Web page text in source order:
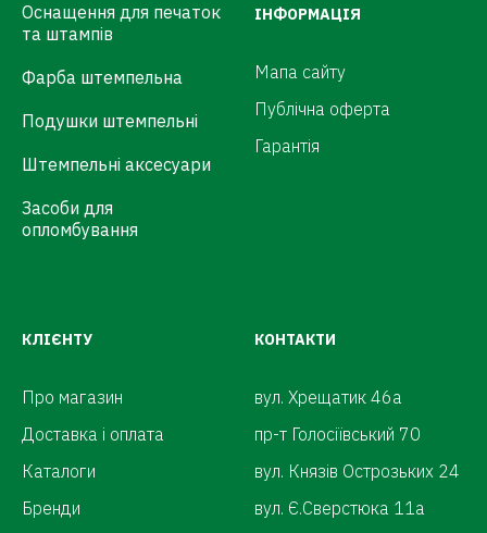
Оснащення для печаток
та штампів
Фарба штемпельна
Подушки штемпельні
Штемпельні аксесуари
Засоби для
опломбування
ІНФОРМАЦІЯ
Мапа сайту
Публічна оферта
Гарантія
КЛІЄНТУ
Про магазин
Доставка і оплата
Каталоги
Бренди
КОНТАКТИ
вул. Хрещатик 46а
пр-т Голосіївський 70
вул. Князів Острозьких 24
вул. Є.Сверстюка 11а